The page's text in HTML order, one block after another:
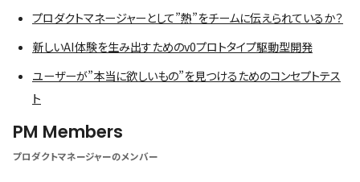
プロダクトマネージャーとして”熱”をチームに伝えられているか？
新しいAI体験を生み出すためのv0プロトタイプ駆動型開発
ユーザーが”本当に欲しいもの”を見つけるためのコンセプトテス
ト
PM Members
プロダクトマネージャーのメンバー